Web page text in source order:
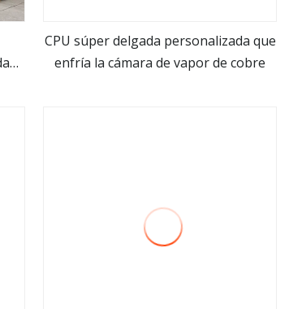
ver más
CPU súper delgada personalizada que
enfría la cámara de vapor de cobre